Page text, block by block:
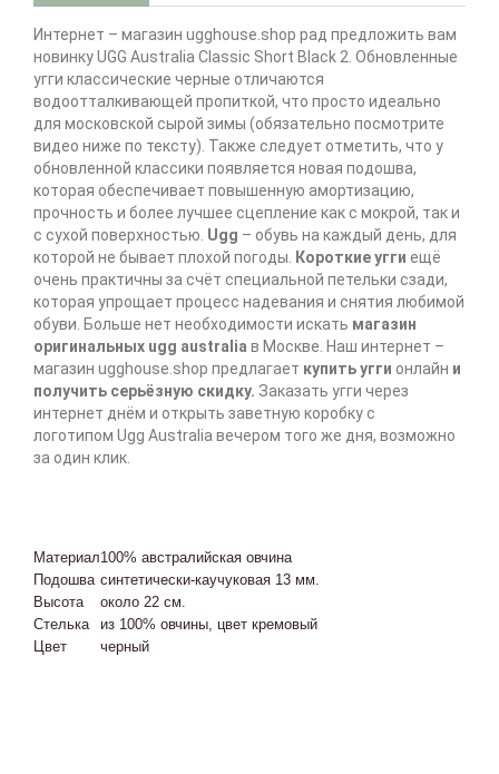
Интернет – магазин ugghouse.shop рад предложить вам
новинку UGG Australia Classic Short Black 2. Обновленные
угги классические черные отличаются
водоотталкивающей пропиткой, что просто идеально
для московской сырой зимы (обязательно посмотрите
видео ниже по тексту). Также следует отметить, что у
обновленной классики появляется новая подошва,
которая обеспечивает повышенную амортизацию,
прочность и более лучшее сцепление как с мокрой, так и
с сухой поверхностью. Ugg – обувь на каждый день, для
которой не бывает плохой погоды. Короткие угги ещё
очень практичны за счёт специальной петельки сзади,
которая упрощает процесс надевания и снятия любимой
обуви. Больше нет необходимости искать магазин
оригинальных ugg australia в Москве. Наш интернет –
магазин ugghouse.shop предлагает купить угги онлайн и
получить серьёзную скидку. Заказать угги через
интернет днём и открыть заветную коробку с
логотипом Ugg Australia вечером того же дня, возможно
за один клик.
Материал100% австралийская овчина
Подошва синтетически-каучуковая 13 мм.
Высота
около 22 см.
Стелька
из 100% овчины, цвет кремовый
Цвет
черный